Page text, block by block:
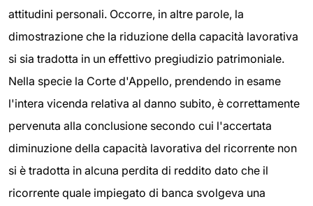
attitudini personali. Occorre, in altre parole, la
dimostrazione che la riduzione della capacità lavorativa
si sia tradotta in un effettivo pregiudizio patrimoniale.
Nella specie la Corte d'Appello, prendendo in esame
l'intera vicenda relativa al danno subito, è correttamente
pervenuta alla conclusione secondo cui l'accertata
diminuzione della capacità lavorativa del ricorrente non
si è tradotta in alcuna perdita di reddito dato che il
ricorrente quale impiegato di banca svolgeva una